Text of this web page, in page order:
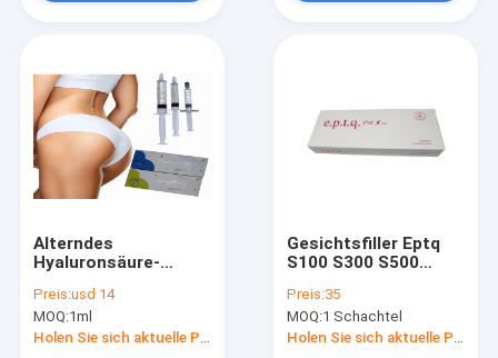
Alterndes
Hyaluronsäure-
Antikreuz verband
Derma-Füller 50ml
Preis:usd 14
MOQ:1ml
Holen Sie sich aktuelle Preis
Gesichtsfiller Eptq
S100 S300 S500
Injektion
Hyaluronsäure
Hautfiller für das
Preis:35
MOQ:1 Schachtel
Holen Sie sich aktuelle Preis